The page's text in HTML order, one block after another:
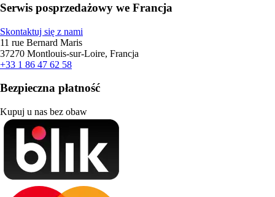
Serwis posprzedażowy we Francja
Skontaktuj się z nami
11 rue Bernard Maris
37270 Montlouis-sur-Loire, Francja
+33 1 86 47 62 58
Bezpieczna płatność
Kupuj u nas bez obaw